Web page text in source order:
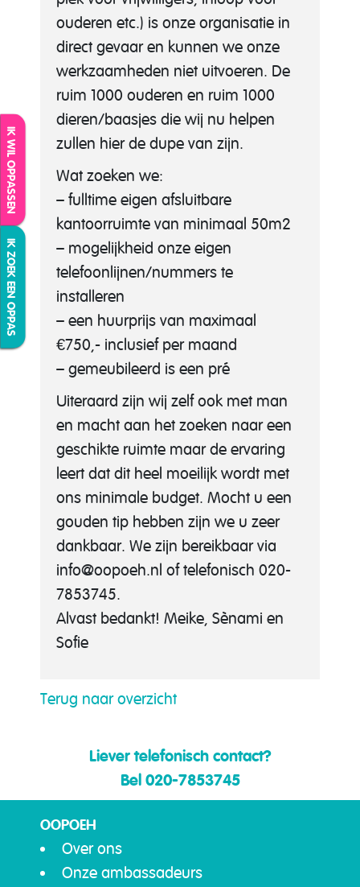
IK WIL OPPASSEN
IK ZOEK EEN OPPAS
ouderen etc.) is onze organisatie in
direct gevaar en kunnen we onze
werkzaamheden niet uitvoeren. De
ruim 1000 ouderen en ruim 1000
dieren/baasjes die wij nu helpen
zullen hier de dupe van zijn.
Wat zoeken we:
– fulltime eigen afsluitbare
kantoorruimte van minimaal 50m2
– mogelijkheid onze eigen
telefoonlijnen/nummers te
installeren
– een huurprijs van maximaal
€750,- inclusief per maand
– gemeubileerd is een pré
Uiteraard zijn wij zelf ook met man
en macht aan het zoeken naar een
geschikte ruimte maar de ervaring
leert dat dit heel moeilijk wordt met
ons minimale budget. Mocht u een
gouden tip hebben zijn we u zeer
dankbaar. We zijn bereikbaar via
info@oopoeh.nl of telefonisch 020-
7853745.
Alvast bedankt! Meike, Sènami en
Sofie
Terug naar overzicht
Liever telefonisch contact?
Bel 020-7853745
OOPOEH
Over ons
Onze ambassadeurs